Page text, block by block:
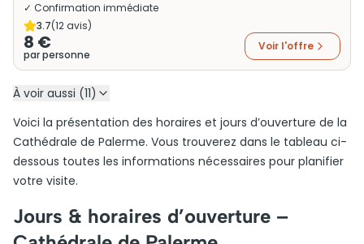
✓ Confirmation immédiate
3.7(12avis)
8 €
par personne
Voir l'offre
À voir aussi (11)
Voici la présentation des horaires et jours d’ouverture de la
Cathédrale de Palerme. Vous trouverez dans le tableau ci-
dessous toutes les informations nécessaires pour planifier
votre visite.
Jours & horaires d’ouverture –